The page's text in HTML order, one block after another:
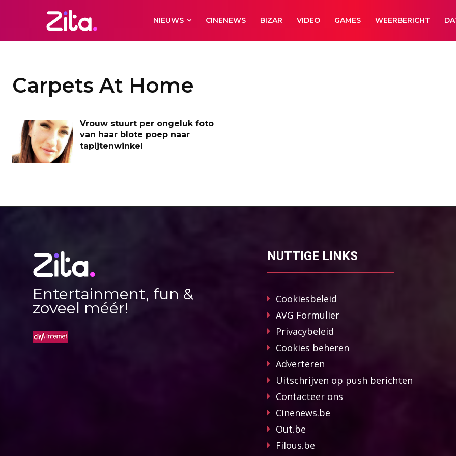
NIEUWS CINENEWS BIZAR VIDEO GAMES WEERBERICHT
Carpets At Home
Vrouw stuurt per ongeluk foto
van haar blote poep naar
tapijtenwinkel
Entertainment, fun &
zoveel méér!
NUTTIGE LINKS
Cookiesbeleid
AVG Formulier
Privacybeleid
Cookies beheren
Adverteren
Uitschrijven op push berichten
Contacteer ons
Cinenews.be
Out.be
Filous.be